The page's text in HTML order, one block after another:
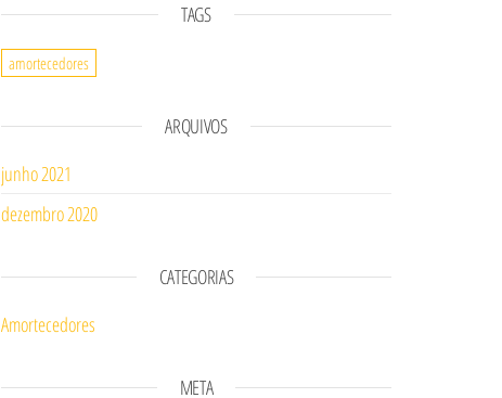
TAGS
amortecedores
ARQUIVOS
junho 2021
dezembro 2020
CATEGORIAS
Amortecedores
META